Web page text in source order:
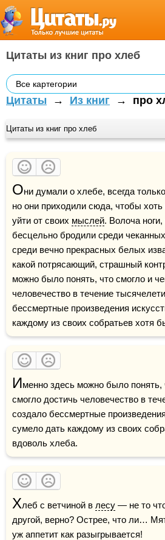
Цитаты из книг про хлеб
Все картегории
Цитаты → Из книг → про
Цитаты из книг про хлеб
Они думали о хлебе, всегда
но они приходили сюда, чтобы хоть
уйти от своих мыслей. Волоча
бесцельно бродили среди
среди вечно прекрасных белых
какой потрясающий, страшный
можно было понять, что смогло и
человечество в течение
бессмертные произведения
каждому из своих собратьев хотя
Именно здесь можно было понять,
смогло достичь человечество в
создало бессмертные произведения
сумело дать каждому из своих
вдоволь хлеба.
Хлеб с ветчиной в лесу — не то
другой, верно? Острее, что ли…
уж аппетит как разыгрывается!